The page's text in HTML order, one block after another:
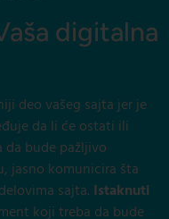
digitalna
deo vašeg sajta jer je
da li će ostati ili
da bude pažljivo
jasno komunicira šta
sajta. Istaknuti
koji treba da bude